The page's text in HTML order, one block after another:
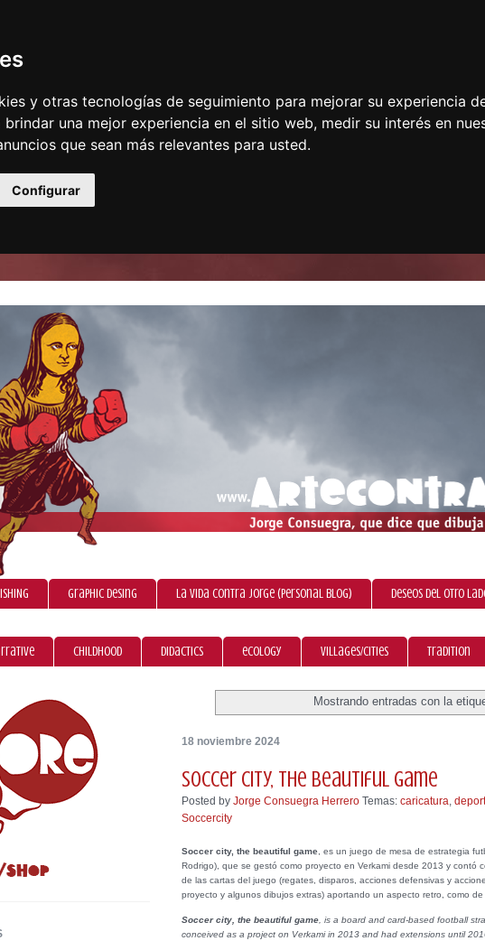
y otras tecnologías de seguimiento para mejorar su experiencia
brindar una mejor experiencia en el sitio web, medir su interés en
que sean más relevantes para usted.
Configurar
graphic desing La vida contra Jorge (personal blog) Deseos del otro
childhood didactics ecology villages/cities tradition
Mostrando entradas con la
18 noviembre 2024
Soccer city, the beautiful game
Posted by Jorge Consuegra Herrero Temas: caricatura,
Soccercity
Soccer city, the beautiful game, es un juego de mesa de estrategia
Rodrigo), que se gestó como proyecto en Verkami desde 2013 y
de las cartas del juego (regates, disparos, acciones defensivas y
proyecto y algunos dibujos extras) aportando un aspecto retro, como
Soccer city, the beautiful game, is a board and card-based football
conceived as a project on Verkami in 2013 and had extensions until